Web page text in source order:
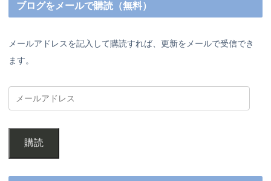
ブログをメールで購読（無料）
メールアドレスを記入して購読すれば、更新をメールで受信でき
ます。
購読